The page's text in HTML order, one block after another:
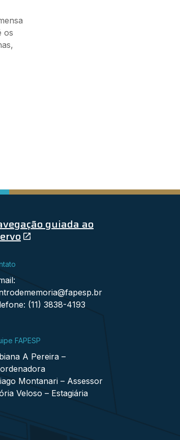
os
guiada ao
(11) 3838-4193
FAPESP
A Pereira –
Montanari – Assessor
Veloso – Estagiária